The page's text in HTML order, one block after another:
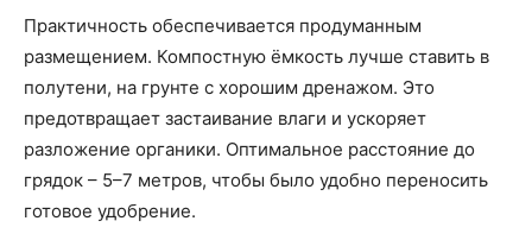
Практичность обеспечивается продуманным
размещением. Компостную ёмкость лучше ставить в
полутени, на грунте с хорошим дренажом. Это
предотвращает застаивание влаги и ускоряет
разложение органики. Оптимальное расстояние до
грядок – 5–7 метров, чтобы было удобно переносить
готовое удобрение.